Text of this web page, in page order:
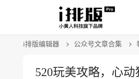
i排版编辑器 公众号文章合集
520玩美攻略，心动